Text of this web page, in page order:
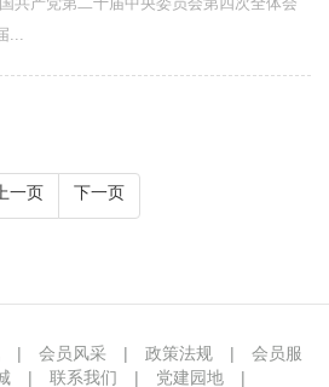
上一页 下一页
| 会员风采 | 政策法规 |
会员服
| 联系我们 | 党建园地 |